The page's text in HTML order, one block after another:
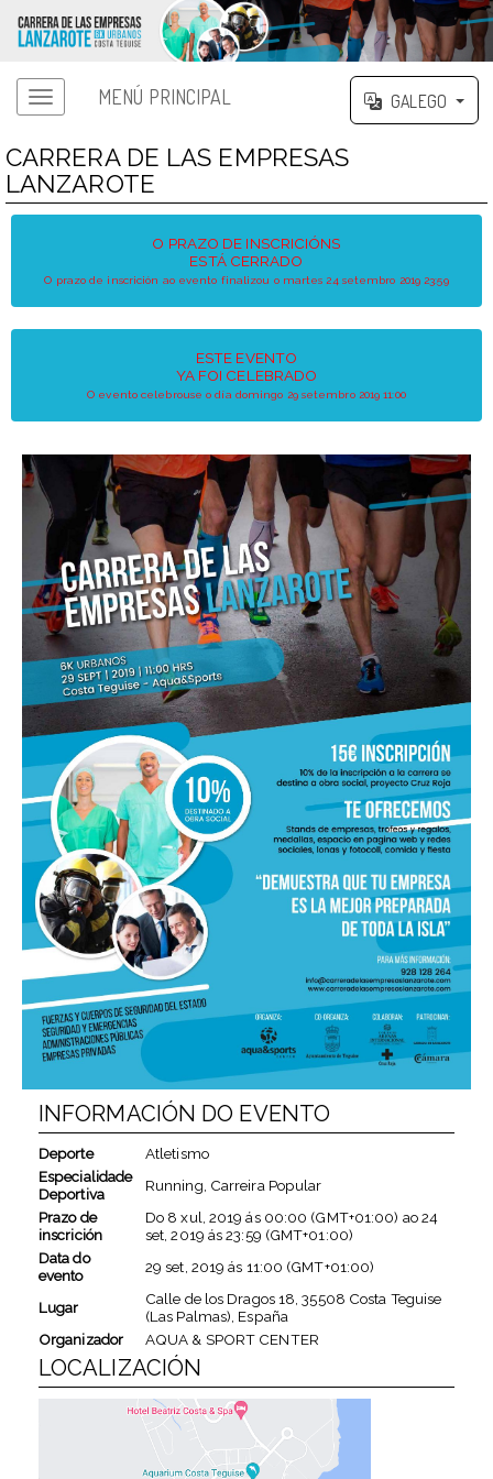
MENÚ PRINCIPAL GALEGO
CARRERA DE LAS EMPRESAS
LANZAROTE
O PRAZO DE INSCRICIÓNS
ESTÁ CERRADO
O prazo de inscrición ao evento finalizou o martes 24 setembro 2019 23:59
ESTE EVENTO
YA FOI CELEBRADO
O evento celebrouse o día domingo 29 setembro 2019 11:00
INFORMACIÓN DO EVENTO
Deporte
Atletismo
Especialidade
Deportiva
Running, Carreira Popular
Prazo de
inscrición
Do 8 xul, 2019 ás 00:00 (GMT+01:00) ao24
set, 2019 ás23:59 (GMT+01:00)
Data do
evento
29 set, 2019 ás 11:00 (GMT+01:00)
Lugar
Calle de los Dragos 18, 35508 Costa Teguise
(Las Palmas), España
Organizador
AQUA & SPORT CENTER
LOCALIZACIÓN